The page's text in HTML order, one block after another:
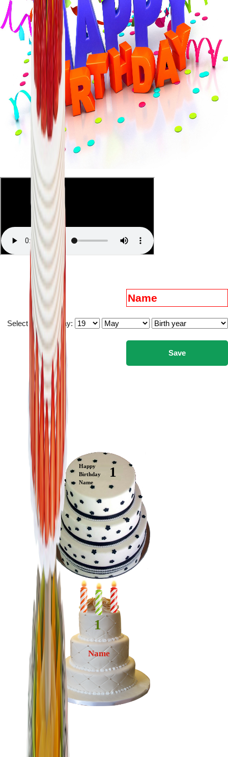
Select you birthday:
Happy
Birthday
Name
1
1
Name